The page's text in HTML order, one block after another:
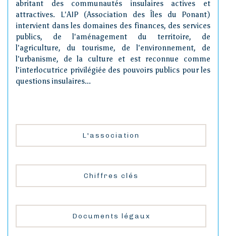
abritant des communautés insulaires actives et
attractives. L'AIP (Association des Îles du Ponant)
intervient dans les domaines des finances, des services
publics, de l'aménagement du territoire, de
l'agriculture, du tourisme, de l'environnement, de
l'urbanisme, de la culture et est reconnue comme
l'interlocutrice privilégiée des pouvoirs publics pour les
questions insulaires...
L'association
Chiffres clés
Documents légaux